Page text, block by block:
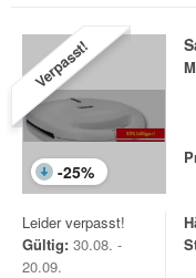
Verpasst!
-25%
Leider verpasst!
Gültig: 30.08. -
20.09.